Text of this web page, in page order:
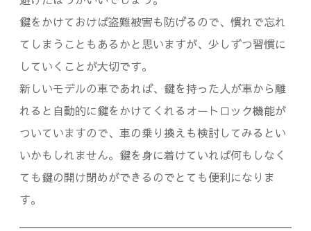
鍵をかけておけば盗難被害も防げるので、慣れで忘れ
てしまうこともあるかと思いますが、少しずつ習慣に
していくことが大切です。
新しいモデルの車であれば、鍵を持った人が車から離
れると自動的に鍵をかけてくれるオートロック機能が
ついていますので、車の乗り換えも検討してみるとい
いかもしれません。鍵を身に着けていれば何もしなく
ても鍵の開け閉めができるのでとても便利になりま
す。